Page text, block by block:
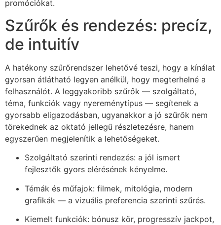
promóciókat.
Szűrők és rendezés: precíz,
de intuitív
A hatékony szűrőrendszer lehetővé teszi, hogy a kínálat
gyorsan átlátható legyen anélkül, hogy megterhelné a
felhasználót. A leggyakoribb szűrők — szolgáltató,
téma, funkciók vagy nyereménytípus — segítenek a
gyorsabb eligazodásban, ugyanakkor a jó szűrők nem
törekednek az oktató jellegű részletezésre, hanem
egyszerűen megjelenítik a lehetőségeket.
Szolgáltató szerinti rendezés: a jól ismert
fejlesztők gyors elérésének kényelme.
Témák és műfajok: filmek, mitológia, modern
grafikák — a vizuális preferencia szerinti szűrés.
Kiemelt funkciók: bónusz kör, progresszív jackpot,